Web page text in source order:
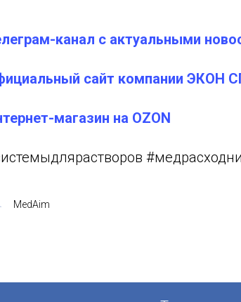
канал с актуальными
сайт компании ЭКОН
магазин на OZON
MedAim